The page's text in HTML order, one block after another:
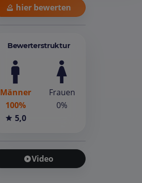
hier bewerten
Bewerterstruktur
Männer
100%
5,0
Frauen
0%
Video